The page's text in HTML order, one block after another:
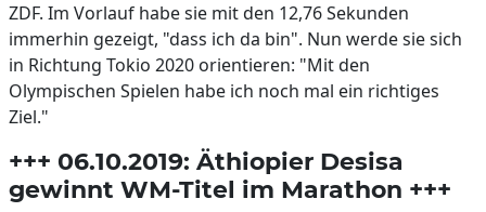
ZDF. Im Vorlauf habe sie mit den 12,76 Sekunden
immerhin gezeigt, "dass ich da bin". Nun werde sie sich
in Richtung Tokio 2020 orientieren: "Mit den
Olympischen Spielen habe ich noch mal ein richtiges
Ziel."
+++ 06.10.2019: Äthiopier Desisa
gewinnt WM-Titel im Marathon +++